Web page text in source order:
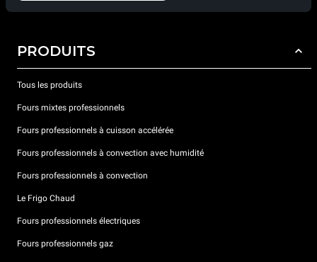
PRODUITS
Tous les produits
Fours mixtes professionnels
Fours professionnels à cuisson accélérée
Fours professionnels à convection avec humidité
Fours professionnels à convection
Le Frigo Chaud
Fours professionnels électriques
Fours professionnels gaz